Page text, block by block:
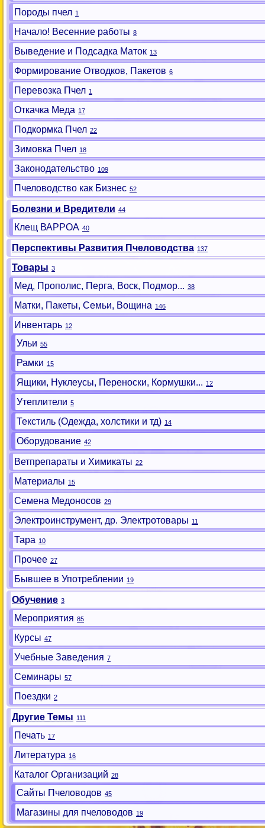
Породы пчел 1
Начало! Весенние работы 8
Выведение и Подсадка Маток 13
Формирование Отводков, Пакетов 6
Перевозка Пчел 1
Откачка Меда 17
Подкормка Пчел 22
Зимовка Пчел 18
Законодательство 109
Пчеловодство как Бизнес 52
Болезни и Вредители 44
Клещ ВАРРОА 40
Перспективы Развития Пчеловодства 137
Товары 3
Мед, Прополис, Перга, Воск, Подмор... 38
Матки, Пакеты, Семьи, Вощина 146
Инвентарь 12
Ульи 55
Рамки 15
Ящики, Нуклеусы, Переноски, Кормушки... 12
Утеплители 5
Текстиль (Одежда, холстики и тд) 14
Оборудование 42
Ветпрепараты и Химикаты 22
Материалы 15
Семена Медоносов 29
Электроинструмент, др. Электротовары 11
Тара 10
Прочее 27
Бывшее в Употреблении 19
Обучение 3
Мероприятия 85
Курсы 47
Учебные Заведения 7
Семинары 57
Поездки 2
Другие Темы 111
Печать 17
Литература 16
Каталог Организаций 28
Сайты Пчеловодов 45
Магазины для пчеловодов 19